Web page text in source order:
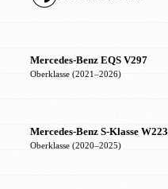
Mercedes-Benz EQS V297
Oberklasse (2021–2026)
Mercedes-Benz S-Klasse W223
Oberklasse (2020–2025)